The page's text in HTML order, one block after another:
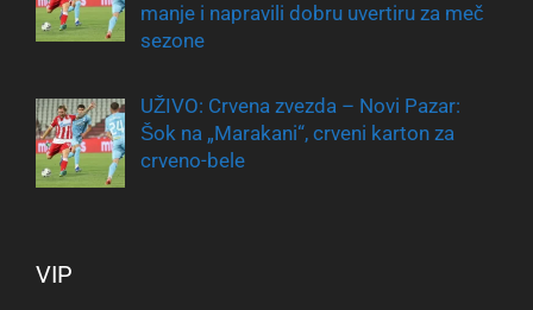
manje i napravili dobru uvertiru za meč
sezone
UŽIVO: Crvena zvezda – Novi Pazar:
Šok na „Marakani“, crveni karton za
crveno-bele
VIP